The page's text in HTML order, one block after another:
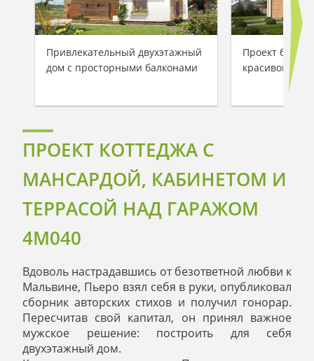
Привлекательный двухэтажный
дом с просторными балконами
Проект
красивой
ПРОЕКТ КОТТЕДЖА С
МАНСАРДОЙ, КАБИНЕТОМ И
ТЕРРАСОЙ НАД ГАРАЖОМ
4M040
Вдоволь настрадавшись от безответной любви к
Мальвине, Пьеро взял себя в руки, опубликовал
сборник авторских стихов и получил гонорар.
Пересчитав свой капитал, он принял важное
мужское решение: построить для себя
двухэтажный дом.